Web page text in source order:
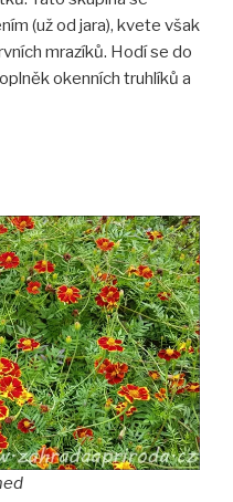
(už od jara), kvete však
mrazíků. Hodí se do
okenních truhlíků a